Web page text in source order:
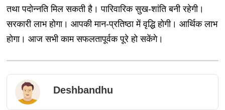
तथा पदोन्नति मिल सकती है। पारिवारिक सुख-शांति बनी रहेगी।
सरकारी लाभ होगा। आपकी मान-प्रतिष्ठा में वृद्धि होगी। आर्थिक लाभ
होगा। आज सभी काम सफलतापूर्वक पूरे हो सकेंगे।
Deshbandhu